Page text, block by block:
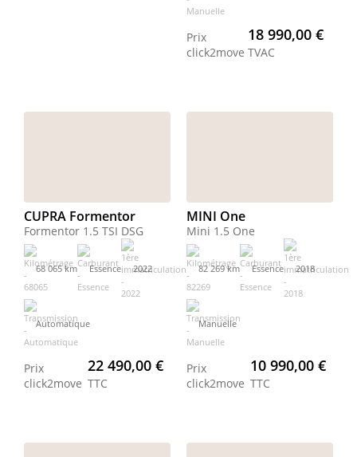
Prix
click2move
18 990,00 €
TVAC
CUPRA Formentor
Formentor 1.5 TSI DSG
68 065 km Essence 2022
Automatique
Prix
click2move
22 490,00 €
TTC
MINI One
Mini 1.5 One
82 269 km Essence 2018
Manuelle
Prix
click2move
10 990,00 €
TTC